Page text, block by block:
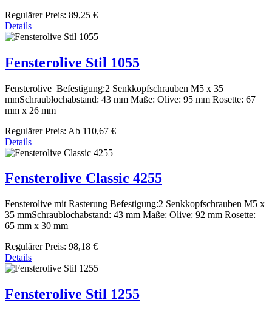
Regulärer Preis: 89,25 €
Details
Fensterolive Stil 1055
Fensterolive Befestigung:2 Senkkopfschrauben M5 x 35
mmSchraublochabstand: 43 mm Maße: Olive: 95 mm Rosette: 67
mm x 26 mm
Regulärer Preis: Ab 110,67 €
Details
Fensterolive Classic 4255
Fensterolive mit Rasterung Befestigung:2 Senkkopfschrauben M5 x
35 mmSchraublochabstand: 43 mm Maße: Olive: 92 mm Rosette:
65 mm x 30 mm
Regulärer Preis: 98,18 €
Details
Fensterolive Stil 1255